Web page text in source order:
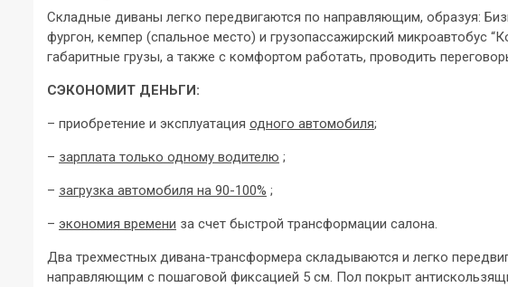
Складные диваны легко передвигаются по направляющим, образуя:
фургон, кемпер (спальное место) и грузопассажирский микроавтобус
габаритные грузы, а также с комфортом работать, проводить
СЭКОНОМИТ ДЕНЬГИ:
– приобретение и эксплуатация одного автомобиля;
– зарплата только одному водителю ;
– загрузка автомобиля на 90-100% ;
– экономия времени за счет быстрой трансформации салона.
Два трехместных дивана-трансформера складываются и легко
направляющим с пошаговой фиксацией 5 см. Пол покрыт